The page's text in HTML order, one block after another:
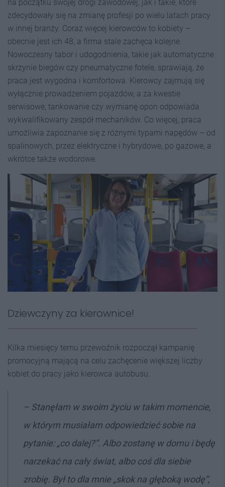
na początku swojej drogi zawodowej, jak i takie, które
zdecydowały się na zmianę profesji po wielu latach pracy
w innej branży. Coraz więcej kierowców to kobiety –
obecnie jest ich 48, a firma stale zachęca kolejne.
Nowoczesny tabor i udogodnienia, takie jak automatyczne
skrzynie biegów czy pneumatyczne fotele, sprawiają, że
praca jest wygodna i komfortowa. Kierowcy zajmują się
wyłącznie prowadzeniem pojazdów, a za kwestie
serwisowe, tankowanie czy wymianę opon odpowiada
wykwalifikowany zespół mechaników. Co więcej, praca
umożliwia zapoznanie się z różnymi typami napędów – od
spalinowych, przez elektryczne i hybrydowe, po gazowe, a
wkrótce także wodorowe.
Dziewczyny za kierownice!
Kilka miesięcy temu przewoźnik rozpoczął kampanię
promocyjną mającą na celu zachęcenie większej liczby
kobiet do pracy jako kierowca autobusu.
– Stanęłam w swoim życiu w takim momencie,
w którym musiałam odpowiedzieć sobie na
pytanie: „co dalej?”. Albo zostanę w domu i będę
narzekać na cały świat, albo coś dla siebie
zrobię. Był to dla mnie „skok na głęboką wodę”,